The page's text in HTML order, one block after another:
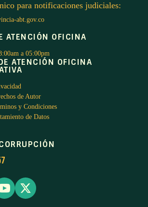
para notificaciones judiciales:
abt.gov.co
ATENCIÓN OFICINA
a 05:00pm
ATENCIÓN OFICINA
de Autor
y Condiciones
de Datos